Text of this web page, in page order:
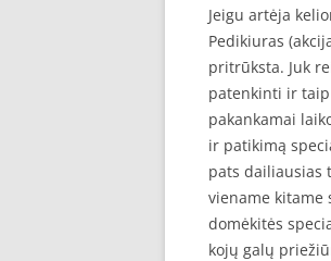
Jeigu artėja
Pedikiuras
pritrūksta. Juk
patenkinti ir
pakankamai
ir patikimą
pats dailiausias
viename kitame
domėkitės
kojų galų